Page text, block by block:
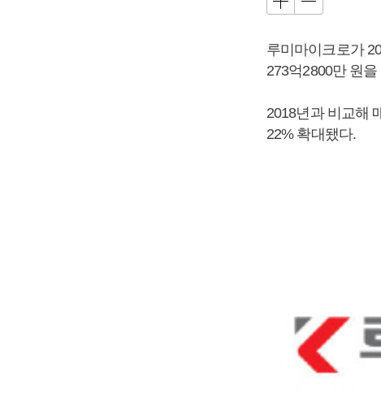
루미마이크로가
273억2800만 원
2018년과 비교해
22% 확대됐다.